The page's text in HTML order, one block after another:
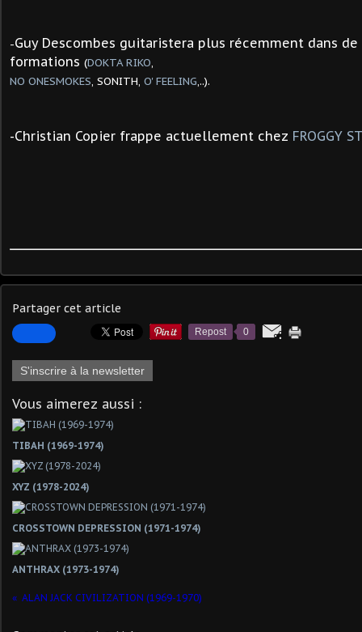
-Guy Descombes guitaristera plus récemment dans de
formations (DOKTA RIKO,
NO ONESMOKES, SONITH, O' FEELING,..).
-Christian Copier frappe actuellement chez FROGGY
Partager cet article
Repost 0
S'inscrire à la newsletter
Vous aimerez aussi :
TIBAH (1969-1974)
XYZ (1978-2024)
CROSSTOWN DEPRESSION (1971-1974)
ANTHRAX (1973-1974)
ALAN JACK CIVILIZATION (1969-1970)